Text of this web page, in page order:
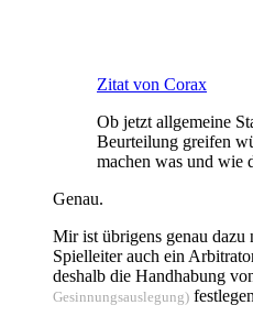
Zitat von Corax
Ob jetzt allgemeine
Beurteilung greifen
machen was und wie
Genau.
Mir ist übrigens genau dazu
Spielleiter auch ein
deshalb die Handhabung
Gesinnungsauslegung)